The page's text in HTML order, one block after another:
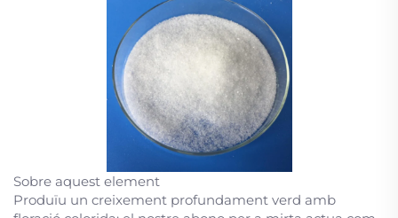
Sobre aquest element
Produïu un creixement profundament verd amb